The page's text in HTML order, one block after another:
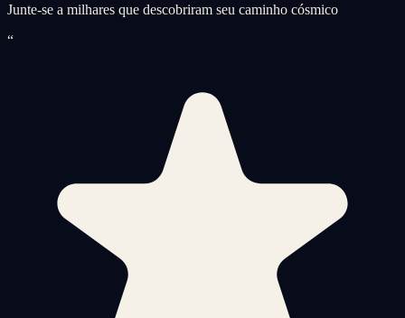
Junte-se a milhares que descobriram seu caminho cósmico
“